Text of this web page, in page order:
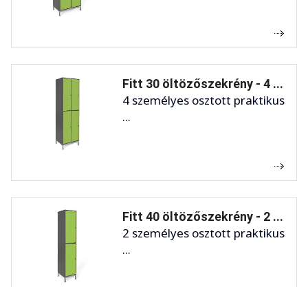
Fitt 30 öltözőszekrény - 4 ...
4 személyes osztott praktikus
...
Fitt 40 öltözőszekrény - 2 ...
2 személyes osztott praktikus
...